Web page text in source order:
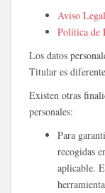
Aviso Legal
Política de
Los datos
Titular es
Existen otras
personales:
Para
recogidas
aplicable.